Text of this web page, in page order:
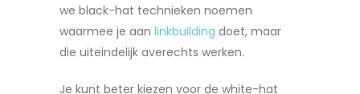
we black-hat technieken noemen
waarmee je aan linkbuilding doet, maar
die uiteindelijk averechts werken.
Je kunt beter kiezen voor de white-hat